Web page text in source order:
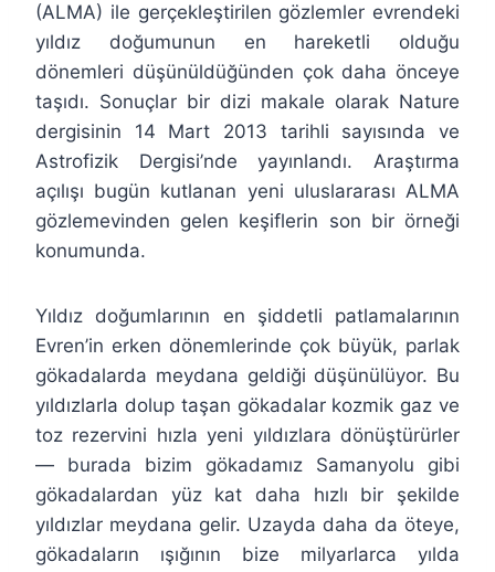
(ALMA) ile gerçekleştirilen gözlemler evrendeki
yıldız doğumunun en hareketli olduğu
dönemleri düşünüldüğünden çok daha önceye
taşıdı. Sonuçlar bir dizi makale olarak Nature
dergisinin 14 Mart 2013 tarihli sayısında ve
Astrofizik Dergisi’nde yayınlandı. Araştırma
açılışı bugün kutlanan yeni uluslararası ALMA
gözlemevinden gelen keşiflerin son bir örneği
konumunda.
Yıldız doğumlarının en şiddetli patlamalarının
Evren’in erken dönemlerinde çok büyük, parlak
gökadalarda meydana geldiği düşünülüyor. Bu
yıldızlarla dolup taşan gökadalar kozmik gaz ve
toz rezervini hızla yeni yıldızlara dönüştürürler
— burada bizim gökadamız Samanyolu gibi
gökadalardan yüz kat daha hızlı bir şekilde
yıldızlar meydana gelir. Uzayda daha da öteye,
gökadaların ışığının bize milyarlarca yılda